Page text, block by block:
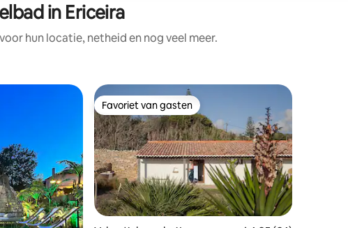
in Ericeira
hun locatie, netheid en nog veel meer.
Favoriet van gasten
Favoriet van gasten